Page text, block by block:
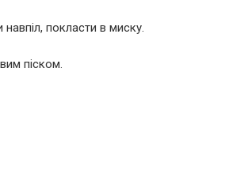
покласти в миску.
піском.